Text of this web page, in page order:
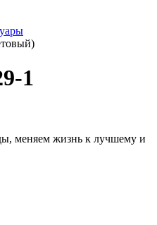
1
меняем жизнь к лучшему и